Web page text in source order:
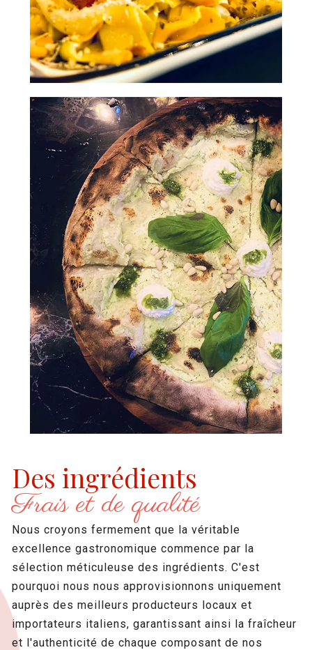
Des ingrédients
Frais et de qualité
Nous croyons fermement que la véritable
excellence gastronomique commence par la
sélection méticuleuse des ingrédients. C'est
pourquoi nous nous approvisionnons uniquement
auprès des meilleurs producteurs locaux et
importateurs italiens, garantissant ainsi la fraîcheur
et l'authenticité de chaque composant de nos